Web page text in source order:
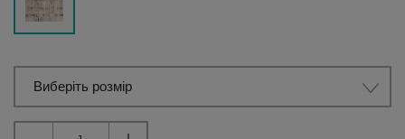
Виберіть розмір